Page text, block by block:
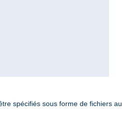
spécifiés sous forme de fichiers au